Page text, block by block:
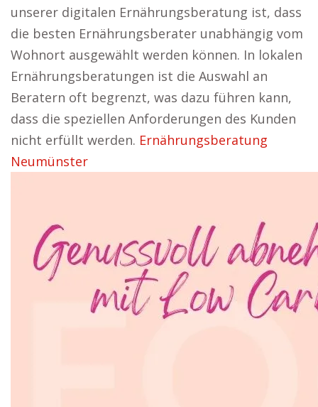
unserer digitalen Ernährungsberatung ist, dass
die besten Ernährungsberater unabhängig vom
Wohnort ausgewählt werden können. In lokalen
Ernährungsberatungen ist die Auswahl an
Beratern oft begrenzt, was dazu führen kann,
dass die speziellen Anforderungen des Kunden
nicht erfüllt werden. Ernährungsberatung
Neumünster